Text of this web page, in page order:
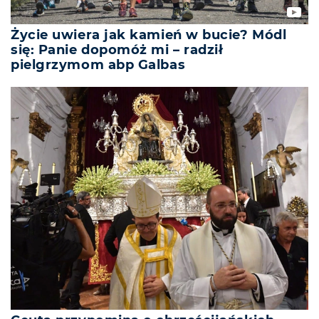
Życie uwiera jak kamień w bucie? Módl
się: Panie dopomóż mi – radził
pielgrzymom abp Galbas